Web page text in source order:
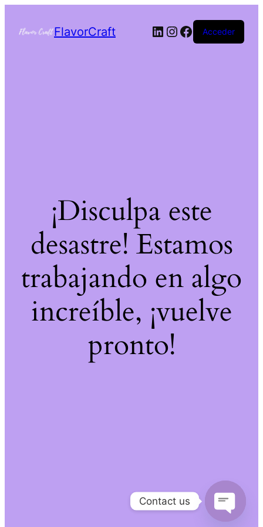
FlavorCraft Acceder
¡Disculpa este
desastre! Estamos
trabajando en algo
increíble, ¡vuelve
pronto!
Contact us